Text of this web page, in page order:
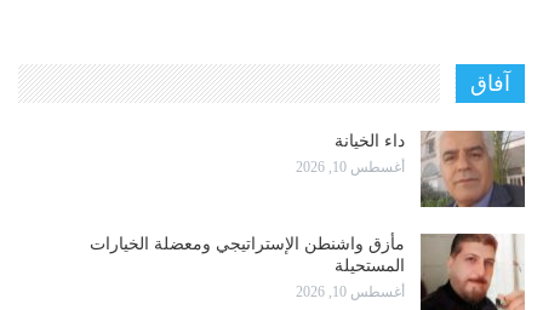
آفاق
داء الخيانة
أغسطس 10, 2026
مأزق واشنطن الإستراتيجي ومعضلة الخيارات
المستحيلة
أغسطس 10, 2026